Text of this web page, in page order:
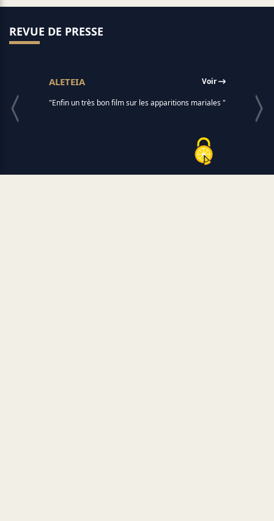
REVUE DE PRESSE
ALETEIA Voir
"Enfin un très bon film sur les apparitions mariales "